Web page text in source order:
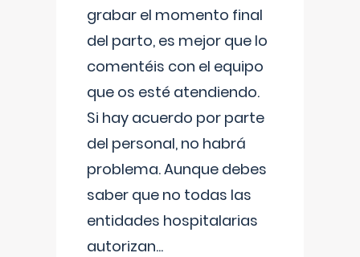
grabar el momento final
del parto, es mejor que lo
comentéis con el equipo
que os esté atendiendo.
Si hay acuerdo por parte
del personal, no habrá
problema. Aunque debes
saber que no todas las
entidades hospitalarias
autorizan...